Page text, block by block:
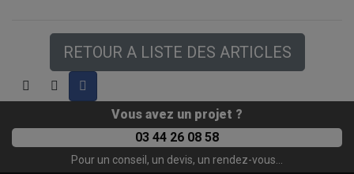
RETOUR A LISTE DES ARTICLES
Vous avez un projet ?
03 44 26 08 58
Pour un conseil, un devis, un rendez-vous...